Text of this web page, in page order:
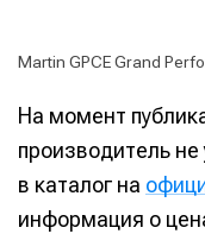
Martin GPCE Grand
На момент
производитель не
в каталог на
информация о